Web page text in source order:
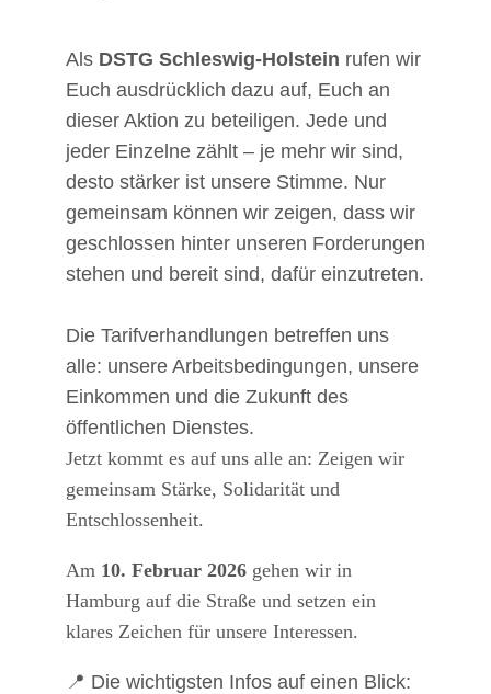
Als DSTG Schleswig-Holstein rufen wir
Euch ausdrücklich dazu auf, Euch an
dieser Aktion zu beteiligen. Jede und
jeder Einzelne zählt – je mehr wir sind,
desto stärker ist unsere Stimme. Nur
gemeinsam können wir zeigen, dass wir
geschlossen hinter unseren Forderungen
stehen und bereit sind, dafür einzutreten.
Die Tarifverhandlungen betreffen uns
alle: unsere Arbeitsbedingungen, unsere
Einkommen und die Zukunft des
öffentlichen Dienstes.
Jetzt kommt es auf uns alle an: Zeigen wir
gemeinsam Stärke, Solidarität und
Entschlossenheit.
Am 10. Februar 2026 gehen wir in
Hamburg auf die Straße und setzen ein
klares Zeichen für unsere Interessen.
📍 Die wichtigsten Infos auf einen Blick: